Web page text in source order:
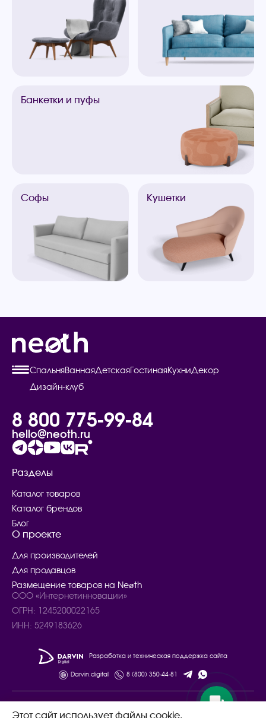
Банкетки и пуфы
Софы Кушетки
Этот сайт использует файлы cookie.
СпальняВаннаяДетскаяГостинаяКухниДекор
Дизайн-клуб
8 800 775-99-84
hello@neoth.ru
Разделы
Каталог товаров
Каталог брендов
Блог
О проекте
Для производителей
Для продавцов
Размещение товаров на Neøth
ООО «Интернетинновации»
ОГРН: 1245200022165
ИНН: 5249183626
Разработка и техническая поддержка сайта
Darvin.digital 8 (800) 350-44-81